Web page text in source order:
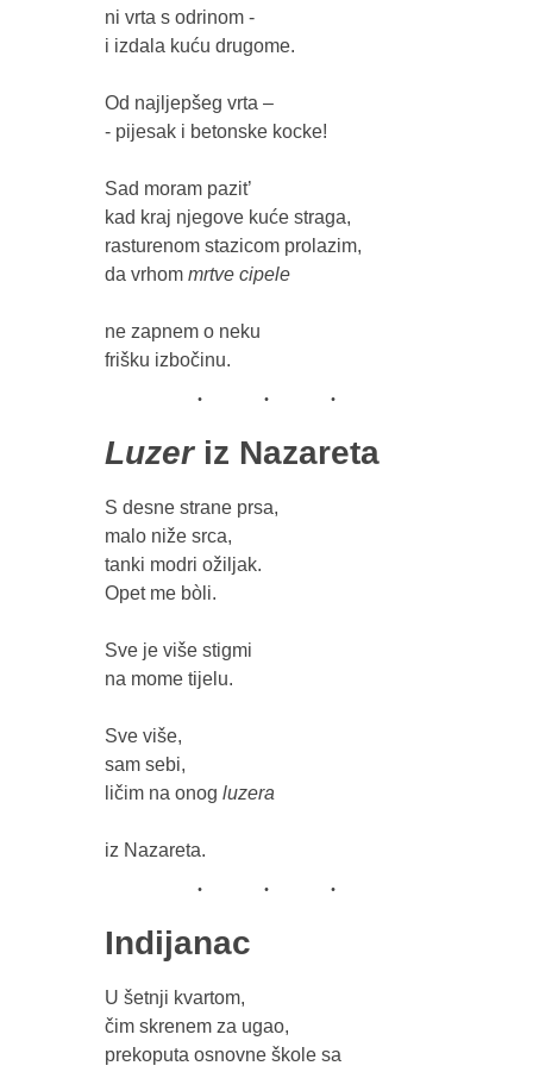
ni vrta s odrinom -
i izdala kuću drugome.
Od najljepšeg vrta –
- pijesak i betonske kocke!
Sad moram pazit’
kad kraj njegove kuće straga,
rasturenom stazicom prolazim,
da vrhom
mrtve cipele
ne zapnem o neku
Luzeriz Nazareta
S desne strane prsa,
malo niže srca,
tanki modri ožiljak.
Opet me bòli.
Sve je više stigmi
na mome tijelu.
Sve više,
sam sebi,
ličim na onog
Indijanac
U šetnji kvartom,
čim skrenem za ugao,
prekoputa osnovne škole sa